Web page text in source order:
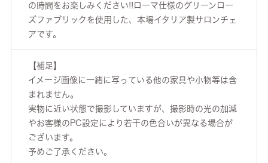
の時間をお楽しみください!!ローマ仕様のグリーンロー
ズファブリックを使用した、本場イタリア製サロンチェ
アです。
【補足】
イメージ画像に一緒に写っている他の家具や小物等は含
まれません。
実物に近い状態で撮影していますが、撮影時の光の加減
やお客様のPC設定により若干の色合いが異なる場合が
ございます。
予めご了承ください。